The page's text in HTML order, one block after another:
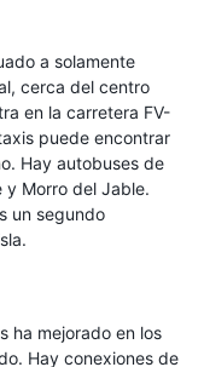
a solamente
cerca del centro
en la carretera FV-
puede encontrar
Hay autobuses de
y Morro del Jable.
un segundo
ha mejorado en los
Hay conexiones de